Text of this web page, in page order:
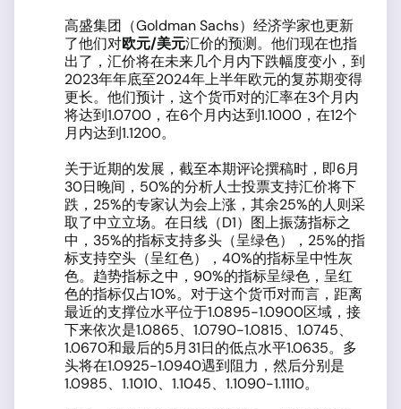
高盛集团（Goldman Sachs）经济学家也更新
了他们对欧元/美元汇价的预测。他们现在也指
出了，汇价将在未来几个月内下跌幅度变小，到
2023年年底至2024年上半年欧元的复苏期变得
更长。他们预计，这个货币对的汇率在3个月内
将达到1.0700，在6个月内达到1.1000，在12个
月内达到1.1200。
关于近期的发展，截至本期评论撰稿时，即6月
30日晚间，50%的分析人士投票支持汇价将下
跌，25%的专家认为会上涨，其余25%的人则采
取了中立立场。在日线（D1）图上振荡指标之
中，35%的指标支持多头（呈绿色），25%的指
标支持空头（呈红色），40%的指标呈中性灰
色。趋势指标之中，90%的指标呈绿色，呈红
色的指标仅占10%。对于这个货币对而言，距离
最近的支撑位水平位于1.0895-1.0900区域，接
下来依次是1.0865、1.0790-1.0815、1.0745、
1.0670和最后的5月31日的低点水平1.0635。多
头将在1.0925-1.0940遇到阻力，然后分别是
1.0985、1.1010、1.1045、1.1090-1.1110。